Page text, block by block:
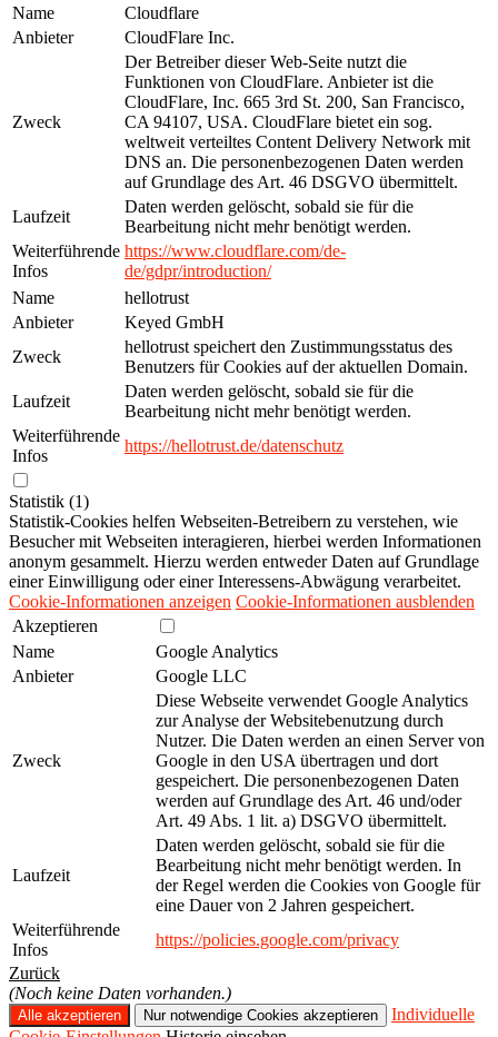
Name
Cloudflare
Anbieter
CloudFlare Inc.
Zweck
Der Betreiber dieser Web-Seite nutzt die
Funktionen von CloudFlare. Anbieter ist die
CloudFlare, Inc. 665 3rd St. 200, San Francisco,
CA 94107, USA. CloudFlare bietet ein sog.
weltweit verteiltes Content Delivery Network mit
DNS an. Die personenbezogenen Daten werden
auf Grundlage des Art. 46 DSGVO übermittelt.
Laufzeit
Daten werden gelöscht, sobald sie für die
Bearbeitung nicht mehr benötigt werden.
Weiterführende
Infos
https://www.cloudflare.com/de-
de/gdpr/introduction/
Name
hellotrust
Anbieter
Keyed GmbH
Zweck
hellotrust speichert den Zustimmungsstatus des
Benutzers für Cookies auf der aktuellen Domain.
Laufzeit
Daten werden gelöscht, sobald sie für die
Bearbeitung nicht mehr benötigt werden.
Weiterführende
Infos
https://hellotrust.de/datenschutz
Statistik (1)
Statistik-Cookies helfen Webseiten-Betreibern zu verstehen, wie
Besucher mit Webseiten interagieren, hierbei werden Informationen
anonym gesammelt. Hierzu werden entweder Daten auf Grundlage
einer Einwilligung oder einer Interessens-Abwägung verarbeitet.
Cookie-Informationen anzeigen Cookie-Informationen ausblenden
Akzeptieren
Name
Google Analytics
Anbieter
Google LLC
Zweck
Diese Webseite verwendet Google Analytics
zur Analyse der Websitebenutzung durch
Nutzer. Die Daten werden an einen Server von
Google in den USA übertragen und dort
gespeichert. Die personenbezogenen Daten
werden auf Grundlage des Art. 46 und/oder
Art. 49 Abs. 1 lit. a) DSGVO übermittelt.
Laufzeit
Daten werden gelöscht, sobald sie für die
Bearbeitung nicht mehr benötigt werden. In
der Regel werden die Cookies von Google für
eine Dauer von 2 Jahren gespeichert.
Weiterführende
Infos
https://policies.google.com/privacy
Zurück
(Noch keine Daten vorhanden.)
Individuelle